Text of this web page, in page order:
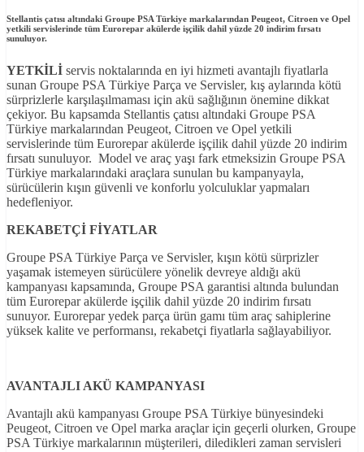
Stellantis çatısı altındaki Groupe PSA Türkiye markalarından Peugeot, Citroen ve Opel
yetkili servislerinde tüm Eurorepar akülerde işçilik dahil yüzde 20 indirim fırsatı
sunuluyor.
YETKİLİ servis noktalarında en iyi hizmeti avantajlı fiyatlarla
sunan Groupe PSA Türkiye Parça ve Servisler, kış aylarında kötü
sürprizlerle karşılaşılmaması için akü sağlığının önemine dikkat
çekiyor. Bu kapsamda Stellantis çatısı altındaki Groupe PSA
Türkiye markalarından Peugeot, Citroen ve Opel yetkili
servislerinde tüm Eurorepar akülerde işçilik dahil yüzde 20 indirim
fırsatı sunuluyor. Model ve araç yaşı fark etmeksizin Groupe PSA
Türkiye markalarındaki araçlara sunulan bu kampanyayla,
sürücülerin kışın güvenli ve konforlu yolculuklar yapmaları
hedefleniyor.
REKABETÇİ FİYATLAR
Groupe PSA Türkiye Parça ve Servisler, kışın kötü sürprizler
yaşamak istemeyen sürücülere yönelik devreye aldığı akü
kampanyası kapsamında, Groupe PSA garantisi altında bulundan
tüm Eurorepar akülerde işçilik dahil yüzde 20 indirim fırsatı
sunuyor. Eurorepar yedek parça ürün gamı tüm araç sahiplerine
yüksek kalite ve performansı, rekabetçi fiyatlarla sağlayabiliyor.
AVANTAJLI AKÜ KAMPANYASI
Avantajlı akü kampanyası Groupe PSA Türkiye bünyesindeki
Peugeot, Citroen ve Opel marka araçlar için geçerli olurken, Groupe
PSA Türkiye markalarının müşterileri, diledikleri zaman servisleri